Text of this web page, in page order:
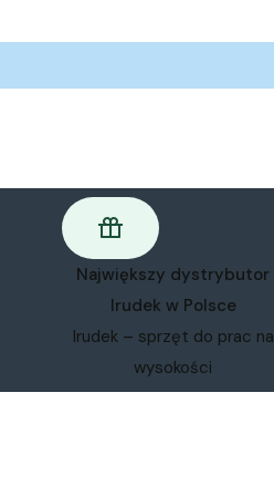
Największy dystrybutor
Irudek w Polsce
Irudek – sprzęt do prac na
wysokości